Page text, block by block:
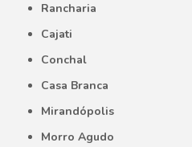
Rancharia
Cajati
Conchal
Casa Branca
Mirandópolis
Morro Agudo